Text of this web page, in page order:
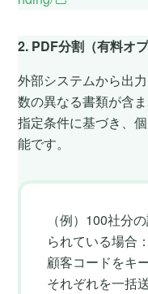
2. PDF分割（有料オプ
外部システムから出
数の異なる書類が含
指定条件に基づき、
能です。
（例）100社分
られている場合：
顧客コードをキ
それぞれを一括